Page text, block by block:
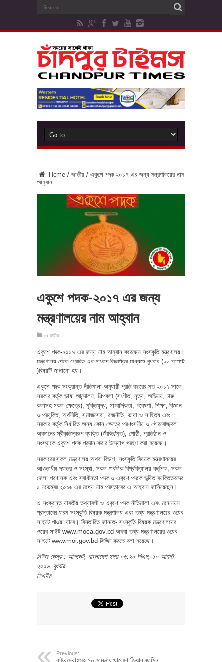
Home / জাতীয় / একুশে পদক-২০১৭ এর জন্য মন্ত্রণালয়ের নাম
আহ্বান
একুশে পদক-২০১৭ এর জন্য
মন্ত্রণালয়ের নাম আহ্বান
in জাতীয়
একুশে পদক-২০১৭ এর জন্য নাম আহ্বান করেছেন সংস্কৃতি মন্ত্রণালয়।
মন্ত্রণালয় থেকে প্রেরিত এক সংবাদ বিজ্ঞপ্তির মাধ্যমে বুধবার (১০ আগস্ট
)বিষয়টি জানানো হয়।
একুশে পদক সংক্রান্ত নীতিমালা অনুযায়ী প্রতি বছরের মত ২০১৭ সালে
সরকার কর্তৃক ভাষা আন্দোলন, শিল্পকলা (সংগীত, নৃত্য, অভিনয়, চারু
কলাসহ সকল ক্ষেত্রে), মুক্তিযুদ্ধ, সাংবাদিকতা, গবেষণা, শিক্ষা, বিজ্ঞান
ও প্রযুক্তি, অর্থনীতি, সমাজসেবা, রাজনীতি, ভাষা ও সাহিত্য এবং
সরকার কর্তৃক নির্ধারিত অন্য কোন ক্ষেত্রে প্রশংসনীয় ও গৌরবোজ্জ্বল
অবদানের স্বীকৃতিস্বরূপ ব্যক্তি (জীবিত/মৃত), গোষ্ঠী, প্রতিষ্ঠান ও
সংস্থাকে একুশে পদক প্রদান করার উদ্যোগ গ্রহণ করা হয়েছে।
সরকারের সকল মন্ত্রণালয় অথবা বিভাগ, সংস্কৃতি বিষয়ক মন্ত্রণালয়ের
আওতাধীন দফতর ও সংস্থা, সকল পাবলিক বিশ্ববিদ্যালয় কর্তৃপক্ষ, সকল
জেলা প্রশাসক এবং স্বাধীনতা পদক ও একুশে পদকে ভূষিত ব্যক্তিত্বদের
১ নভেম্বর ২০১৬ এর মধ্যে নাম প্রস্তাবের এ আহ্বান জানিয়েছেন।
এ সংক্রান্ত যাবতীয় তথ্যাবলী ও একুশে পদক নীতিমালা এবং মনোনয়ন
প্রস্তাবের ফরম সংস্কৃতি বিষয়ক মন্ত্রণালয় এবং তথ্য মন্ত্রণালয়ের ওয়েব
সাইটে পাওয়া যাবে। বিস্তারিত জানতে- সংস্কৃতি বিষয়ক মন্ত্রণালয়ের
ওয়েব সাইট www.moca.gov.bd অথবা তথ্য মন্ত্রণালয়ের ওয়েব
সাইটে www.moi.gov.bd ভিজিট করতে বলা হয়েছে।
নিউজ ডেস্ক : আপডেট, বাংলাদেশ সময় ০৬:২০ পিএম, ১০ আগস্ট
২০১৬, বুধবার
ডিএইচ
Previous:
রাষ্ট্রদ্রোহসহ ১০ মামলায় খালেদা জিয়ার জামিন